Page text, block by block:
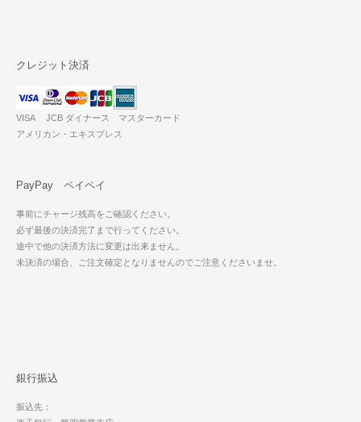
クレジット決済
VISA JCB ダイナース マスターカード
アメリカン・エキスプレス
PayPay ペイペイ
事前にチャージ残高をご確認ください。
必ず最後の決済完了まで行ってください。
途中で他の決済方法に変更は出来ません。
未決済の場合、ご注文確定となりませんのでご注意くださいませ。
銀行振込
振込先：